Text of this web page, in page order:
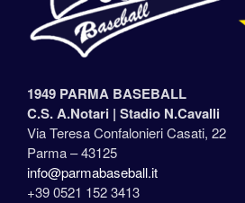
1949 PARMA BASEBALL
C.S. A.Notari | Stadio N.Cavalli
Via Teresa Confalonieri Casati, 22
Parma – 43125
info@parmabaseball.it
+39 0521 152 3413